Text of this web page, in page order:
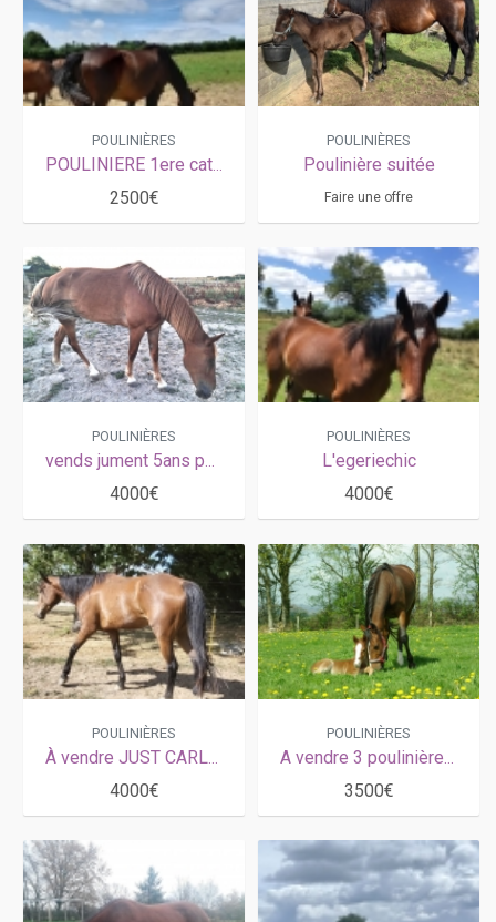
POULINIÈRES
POULINIERE 1ere catégorie
2500€
POULINIÈRES
Poulinière suitée
Faire une offre
POULINIÈRES
vends jument 5ans pour pouliniere
4000€
POULINIÈRES
L'egeriechic
4000€
POULINIÈRES
À vendre JUST CARLESS
4000€
POULINIÈRES
A vendre 3 poulinières car retraite
3500€